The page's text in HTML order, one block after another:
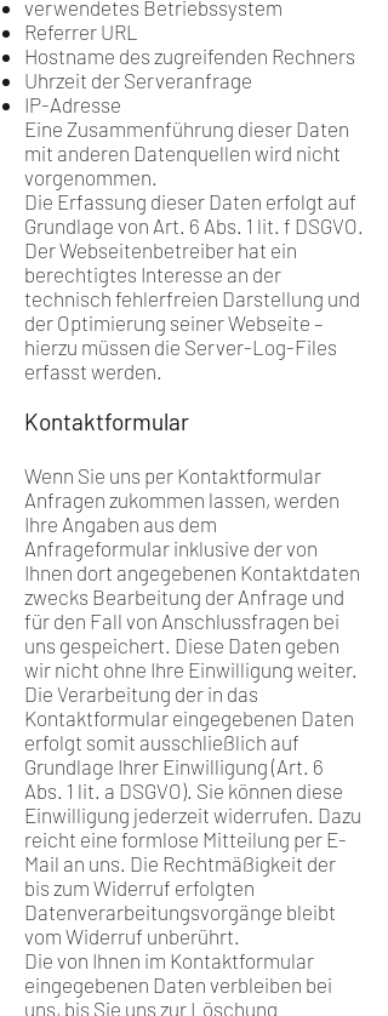
verwendetes Betriebssystem
Referrer URL
Hostname des zugreifenden Rechners
Uhrzeit der Serveranfrage
IP-Adresse
Eine Zusammenführung dieser Daten
mit anderen Datenquellen wird nicht
vorgenommen.
Die Erfassung dieser Daten erfolgt auf
Grundlage von Art. 6 Abs. 1 lit. f DSGVO.
Der Webseitenbetreiber hat ein
berechtigtes Interesse an der
technisch fehlerfreien Darstellung und
der Optimierung seiner Webseite –
hierzu müssen die Server-Log-Files
erfasst werden.
Kontaktformular
Wenn Sie uns per Kontaktformular
Anfragen zukommen lassen, werden
Ihre Angaben aus dem
Anfrageformular inklusive der von
Ihnen dort angegebenen Kontaktdaten
zwecks Bearbeitung der Anfrage und
für den Fall von Anschlussfragen bei
uns gespeichert. Diese Daten geben
wir nicht ohne Ihre Einwilligung weiter.
Die Verarbeitung der in das
Kontaktformular eingegebenen Daten
erfolgt somit ausschließlich auf
Grundlage Ihrer Einwilligung (Art. 6
Abs. 1 lit. a DSGVO). Sie können diese
Einwilligung jederzeit widerrufen. Dazu
reicht eine formlose Mitteilung per E-
Mail an uns. Die Rechtmäßigkeit der
bis zum Widerruf erfolgten
Datenverarbeitungsvorgänge bleibt
vom Widerruf unberührt.
Die von Ihnen im Kontaktformular
eingegebenen Daten verbleiben bei
uns, bis Sie uns zur Löschung